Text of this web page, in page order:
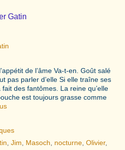
Gatin
de l’âme Va-t-en. Goût salé
pas parler d’elle Si elle traîne ses
des fantômes. La reine qu’elle
est toujours grasse comme
,Jim Masoch nocturne ,Olivier,